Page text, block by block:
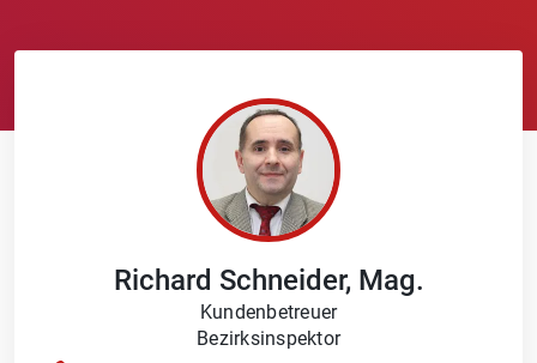
Richard Schneider, Mag.
Kundenbetreuer
Bezirksinspektor